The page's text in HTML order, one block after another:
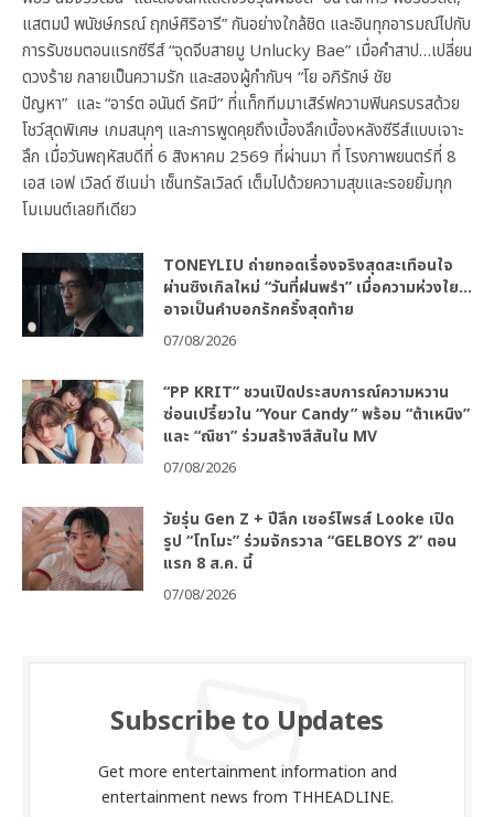
แสตมป์ พนัชษ์กรณ์ ฤกษ์ศิริอารี” กันอย่างใกล้ชิด และอินทุกอารมณ์ไปกับ
การรับชมตอนแรกซีรีส์ “จุดจีบสายมู Unlucky Bae” เมื่อคำสาป…เปลี่ยน
ดวงร้าย กลายเป็นความรัก และสองผู้กำกับฯ “โย อภิรักษ์ ชัย
ปัญหา” และ “อาร์ต อนันต์ รัศมี” ที่แท็กทีมมาเสิร์ฟความฟินครบรสด้วย
โชว์สุดพิเศษ เกมสนุกๆ และการพูดคุยถึงเบื้องลึกเบื้องหลังซีรีส์แบบเจาะ
ลึก เมื่อวันพฤหัสบดีที่ 6 สิงหาคม 2569 ที่ผ่านมา ที่ โรงภาพยนตร์ที่ 8
เอส เอฟ เวิลด์ ซีเนม่า เซ็นทรัลเวิลด์ เต็มไปด้วยความสุขและรอยยิ้มทุก
โมเมนต์เลยทีเดียว
TONEYLIU ถ่ายทอดเรื่องจริงสุดสะเทือนใจ
ผ่านซิงเกิลใหม่ “วันที่ฝนพรำ” เมื่อความห่วงใย…
อาจเป็นคำบอกรักครั้งสุดท้าย
07/08/2026
“PP KRIT” ชวนเปิดประสบการณ์ความหวาน
ซ่อนเปรี้ยวใน “Your Candy” พร้อม “ต้าเหนิง”
และ “ณิชา” ร่วมสร้างสีสันใน MV
07/08/2026
วัยรุ่น Gen Z + ปีลึก เซอร์ไพรส์ Looke เปิด
รูป “โทโมะ” ร่วมจักรวาล “GELBOYS 2” ตอน
แรก 8 ส.ค. นี้
07/08/2026
Subscribe to Updates
Get more entertainment information and
entertainment news from THHEADLINE.